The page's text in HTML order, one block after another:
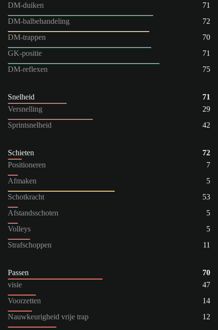
DM-duiken
71
DM-balbehandeling
72
DM-trappen
70
GK-positie
71
DM-reflexen
75
Snelheid
71
Versnelling
29
Sprintsnelheid
42
Schieten
72
Positioneren
7
Afmaken
5
Schotkracht
53
Afstandsschoten
5
Volleys
5
Strafschoppen
11
Passen
70
visie
47
Voorzetten
14
Nauwkeurigheid vrije trap
12